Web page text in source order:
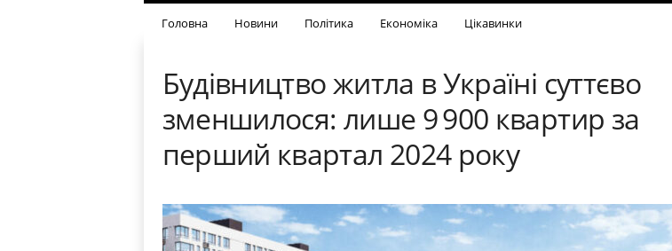
Головна Новини Політика Економіка Цікавинки
Будівництво житла в Україні суттєво
зменшилося: лише 9 900 квартир за
перший квартал 2024 року